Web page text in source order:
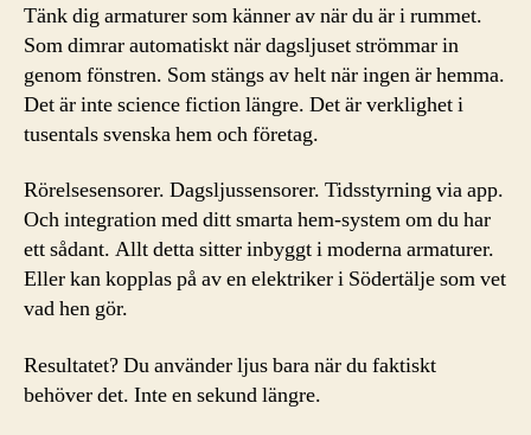
Tänk dig armaturer som känner av när du är i rummet.
Som dimrar automatiskt när dagsljuset strömmar in
genom fönstren. Som stängs av helt när ingen är hemma.
Det är inte science fiction längre. Det är verklighet i
tusentals svenska hem och företag.
Rörelsesensorer. Dagsljussensorer. Tidsstyrning via app.
Och integration med ditt smarta hem-system om du har
ett sådant. Allt detta sitter inbyggt i moderna armaturer.
Eller kan kopplas på av en elektriker i Södertälje som vet
vad hen gör.
Resultatet? Du använder ljus bara när du faktiskt
behöver det. Inte en sekund längre.